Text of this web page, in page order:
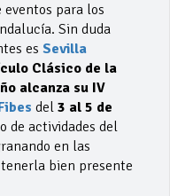
para los
Sin duda
es Sevilla
Clásico de la
alcanza su IV
del 3 al 5 de
de actividades del
en las
bien presente